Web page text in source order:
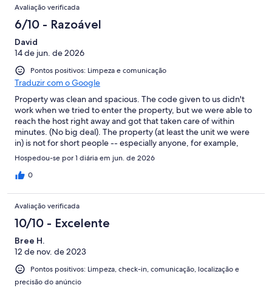
Avaliação verificada
6/10 - Razoável
David
14 de jun. de 2026
Pontos positivos: Limpeza e comunicação
Traduzir com o Google
Property was clean and spacious. The code given to us didn't
work when we tried to enter the property, but we were able to
reach the host right away and got that taken care of within
minutes. (No big deal). The property (at least the unit we were
in) is not for short people -- especially anyone, for example,
recovering from an ankle injury. The bed is very high and the
bathtub/shower is especially high to step into. (Recommend
that in the future the hosts provide a bath mat). We found the
compared to our stay earlier in week at/near Port Angeles). I
don't expect the places I stay in to be art museums, but a little
more decoration, paintings, etc., would have been nice (but
please nothing vampire-related for the bedroom -- understand
that is what the TV show Twilight was all about). Some reviewers
made comments about the location. We liked Forks. People we
met were friendly, enjoyed good food at Fast Burrito, and, of
course, check out the nice timber museum.
Hospedou-se por 1 diária em jun. de 2026
0
Avaliação verificada
10/10 - Excelente
Bree H.
12 de nov. de 2023
Pontos positivos: Limpeza, check-in, comunicação, localização e
precisão do anúncio